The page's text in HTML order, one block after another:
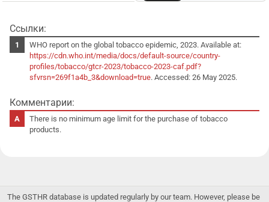
Ссылки:
WHO report on the global tobacco epidemic, 2023. Available at:
https://cdn.who.int/media/docs/default-source/country-
profiles/tobacco/gtcr-2023/tobacco-2023-caf.pdf?
sfvrsn=269f1a4b_3&download=true. Accessed: 26 May 2025.
Комментарии:
There is no minimum age limit for the purchase of tobacco
products.
The GSTHR database is updated regularly by our team. However, please be